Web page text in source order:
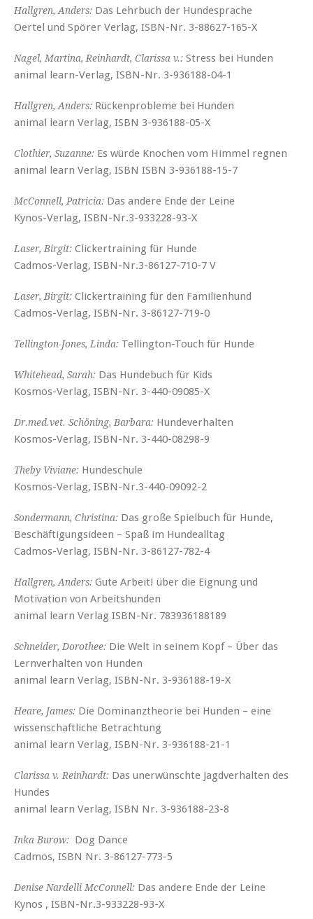
Hallgren, Anders: Das Lehrbuch der Hundesprache
Oertel und Spörer Verlag, ISBN-Nr. 3-88627-165-X
Nagel, Martina, Reinhardt, Clarissa v.: Stress bei Hunden
animal learn-Verlag, ISBN-Nr. 3-936188-04-1
Hallgren, Anders: Rückenprobleme bei Hunden
animal learn Verlag, ISBN 3-936188-05-X
Clothier, Suzanne: Es würde Knochen vom Himmel regnen
animal learn Verlag, ISBN ISBN 3-936188-15-7
McConnell, Patricia: Das andere Ende der Leine
Kynos-Verlag, ISBN-Nr.3-933228-93-X
Laser, Birgit: Clickertraining für Hunde
Cadmos-Verlag, ISBN-Nr.3-86127-710-7 V
Laser, Birgit: Clickertraining für den Familienhund
Cadmos-Verlag, ISBN-Nr. 3-86127-719-0
Tellington-Jones, Linda: Tellington-Touch für Hunde
Whitehead, Sarah: Das Hundebuch für Kids
Kosmos-Verlag, ISBN-Nr. 3-440-09085-X
Dr.med.vet. Schöning, Barbara: Hundeverhalten
Kosmos-Verlag, ISBN-Nr. 3-440-08298-9
Theby Viviane: Hundeschule
Kosmos-Verlag, ISBN-Nr.3-440-09092-2
Sondermann, Christina: Das große Spielbuch für Hunde,
Beschäftigungsideen – Spaß im Hundealltag
Cadmos-Verlag, ISBN-Nr. 3-86127-782-4
Hallgren, Anders: Gute Arbeit! über die Eignung und
Motivation von Arbeitshunden
animal learn Verlag ISBN-Nr. 783936188189
Schneider, Dorothee: Die Welt in seinem Kopf – Über das
Lernverhalten von Hunden
animal learn Verlag, ISBN-Nr. 3-936188-19-X
Heare, James: Die Dominanztheorie bei Hunden – eine
wissenschaftliche Betrachtung
animal learn Verlag, ISBN-Nr. 3-936188-21-1
Clarissa v. Reinhardt: Das unerwünschte Jagdverhalten des
Hundes
animal learn Verlag, ISBN Nr. 3-936188-23-8
Inka Burow: Dog Dance
Cadmos, ISBN Nr. 3-86127-773-5
Denise Nardelli McConnell: Das andere Ende der Leine
Kynos , ISBN-Nr.3-933228-93-X